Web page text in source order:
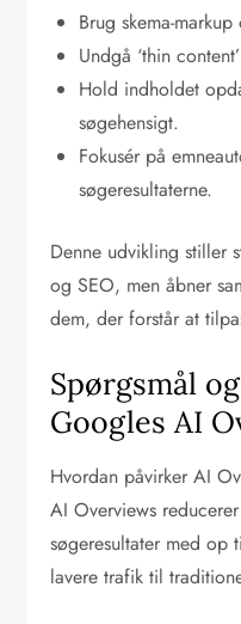
Brug skema-
Undgå ‘thin
Hold indholdet
søgehensigt.
Fokusér på
søgeresultaterne.
Denne udvikling stiller
og SEO, men åbner
dem, der forstår at
Spørgsmål
Googles AI
Hvordan påvirker AI
AI Overviews
søgeresultater med
lavere trafik til